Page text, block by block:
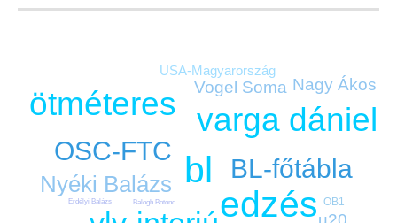
bl
edzés
varga dániel
ötméteres
BL-főtábla
OSC-FTC
Nyéki Balázs
Nagy Ákos
Vogel Soma
USA-Magyarország
OB1
Balogh Botond
Erdélyi Balázs